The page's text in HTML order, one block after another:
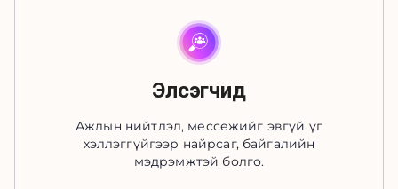
Элсэгчид
Ажлын нийтлэл, мессежийг эвгүй үг
хэллэггүйгээр найрсаг, байгалийн
мэдрэмжтэй болго.